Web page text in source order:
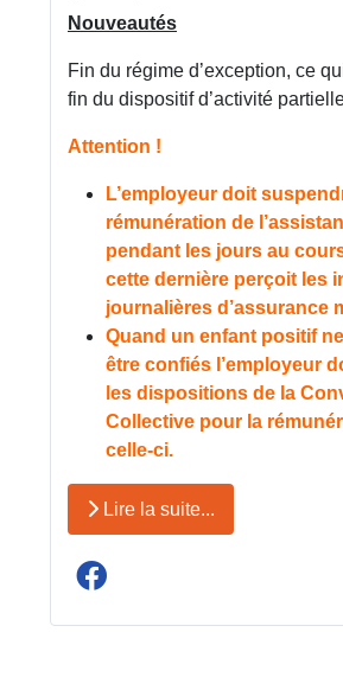
Nouveautés
Fin du régime d’exception, ce
fin du dispositif d’activité
Attention !
L’employeur doit
rémunération de
pendant les jours au
cette dernière perçoit les
journalières d’assurance
Quand un enfant positif
être confiés l’employeur
les dispositions de la
Collective pour la
celle-ci.
Lire la suite...